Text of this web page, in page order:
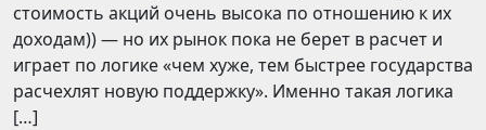
стоимость акций очень высока по отношению к их
доходам)) — но их рынок пока не берет в расчет и
играет по логике «чем хуже, тем быстрее государства
расчехлят новую поддержку». Именно такая логика
[…]